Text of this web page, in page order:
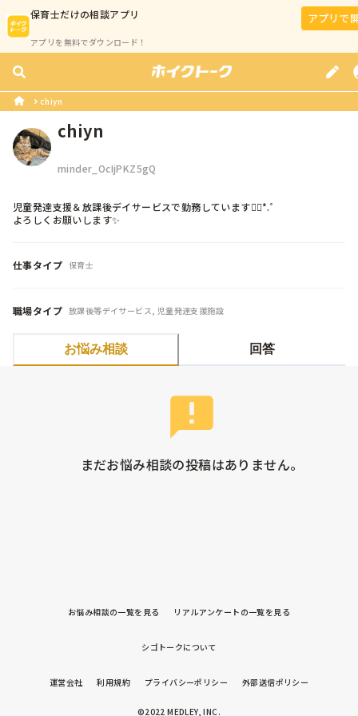
保育士だけの相談アプリ
アプリを無料でダウンロード！
アプリで
chiyn
chiyn
minder_OcIjPKZ5gQ
児童発達支援＆放課後デイサービスで勤務しています❁⃘*.ﾟ
よろしくお願いします✨
仕事タイプ 保育士
職場タイプ 放課後等デイサービス, 児童発達支援施設
お悩み相談 回答
まだお悩み相談の投稿はありません。
お悩み相談の一覧を見る リアルアンケートの一覧を見る
シゴトークについて
運営会社 利用規約 プライバシーポリシー 外部送信ポリシー
©2022 MEDLEY, INC.